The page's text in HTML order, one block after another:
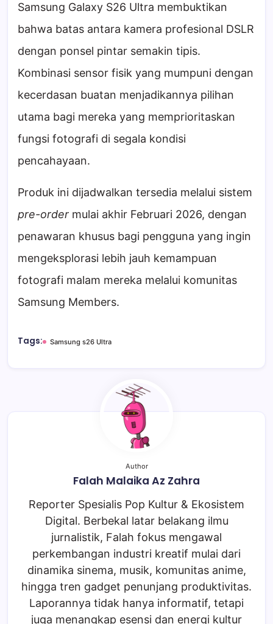
Samsung Galaxy S26 Ultra membuktikan
bahwa batas antara kamera profesional DSLR
dengan ponsel pintar semakin tipis.
Kombinasi sensor fisik yang mumpuni dengan
kecerdasan buatan menjadikannya pilihan
utama bagi mereka yang memprioritaskan
fungsi fotografi di segala kondisi
pencahayaan.
Produk ini dijadwalkan tersedia melalui sistem
pre-order mulai akhir Februari 2026, dengan
penawaran khusus bagi pengguna yang ingin
mengeksplorasi lebih jauh kemampuan
fotografi malam mereka melalui komunitas
Samsung Members.
Tags: Samsung s26 Ultra
Author
Falah Malaika Az Zahra
Reporter Spesialis Pop Kultur & Ekosistem
Digital. Berbekal latar belakang ilmu
jurnalistik, Falah fokus mengawal
perkembangan industri kreatif mulai dari
dinamika sinema, musik, komunitas anime,
hingga tren gadget penunjang produktivitas.
Laporannya tidak hanya informatif, tetapi
juga menangkap esensi dan energi kultur